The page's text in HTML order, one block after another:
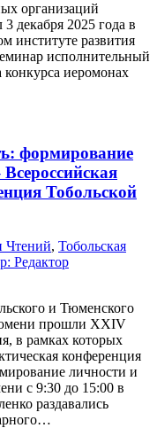
организаций
декабря 2025 года в
институте развития
исполнительный
конкурса иеромонах
формирование
Тобольской
Чтений, Тобольская
Редактор
и Тюменского
прошли XXIV
в рамках которых
конференция
личности и
с 9:30 до 15:00 в
раздавались